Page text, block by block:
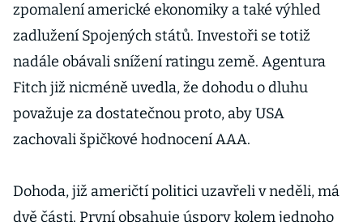
zpomalení americké ekonomiky a také výhled
zadlužení Spojených států. Investoři se totiž
nadále obávali snížení ratingu země. Agentura
Fitch již nicméně uvedla, že dohodu o dluhu
považuje za dostatečnou proto, aby USA
zachovali špičkové hodnocení AAA.
Dohoda, již američtí politici uzavřeli v neděli, má
dvě části. První obsahuje úspory kolem jednoho